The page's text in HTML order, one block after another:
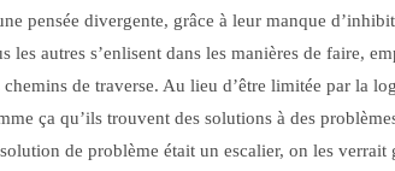
pensée divergente, grâce à leur manque
les autres s’enlisent dans les manières de faire,
de traverse. Au lieu d’être limitée par la
ça qu’ils trouvent des solutions à des
de problème était un escalier, on les verrait